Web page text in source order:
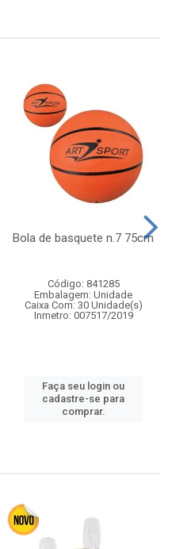
Bola de basquete n.7 75cm
Código: 841285
Embalagem: Unidade
Caixa Com: 30 Unidade(s)
Inmetro: 007517/2019
Faça seu login ou
cadastre-se para
comprar.